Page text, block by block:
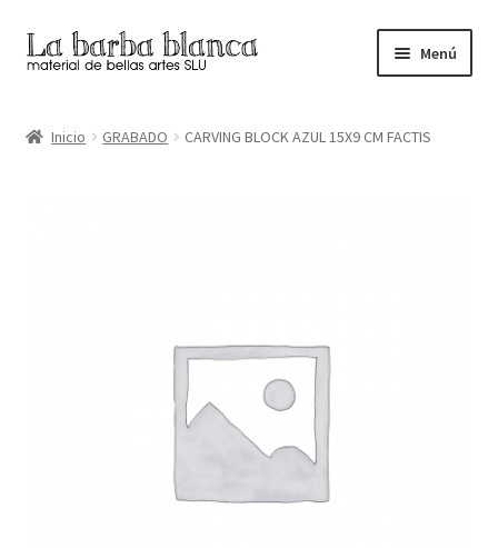
Ir
a
navegación
Ir
al
Menú
Inicio GRABADO CARVING BLOCK AZUL 15X9 CM FACTIS